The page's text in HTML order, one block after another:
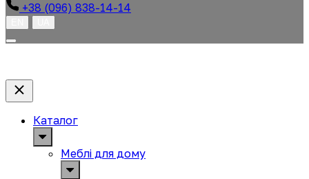
+38 (096) 838-14-14
Каталог
Меблі для дому